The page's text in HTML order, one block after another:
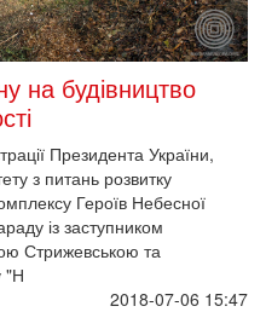
на будівництво
Президента України,
з питань розвитку
Героїв Небесної
із заступником
Стрижевською та
"Н
2018-07-06 15:47